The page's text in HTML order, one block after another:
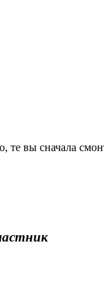
те вы сначала